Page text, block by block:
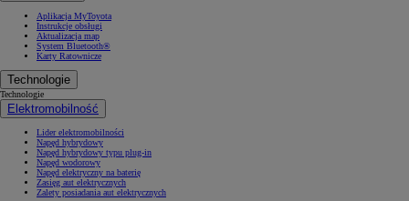
Aplikacja MyToyota
Instrukcje obsługi
Aktualizacja map
System Bluetooth®
Karty Ratownicze
Technologie
Technologie
Elektromobilność
Lider elektromobilności
Napęd hybrydowy
Napęd hybrydowy typu plug-in
Napęd wodorowy
Napęd elektryczny na baterię
Zasięg aut elektrycznych
Zalety posiadania aut elektrycznych